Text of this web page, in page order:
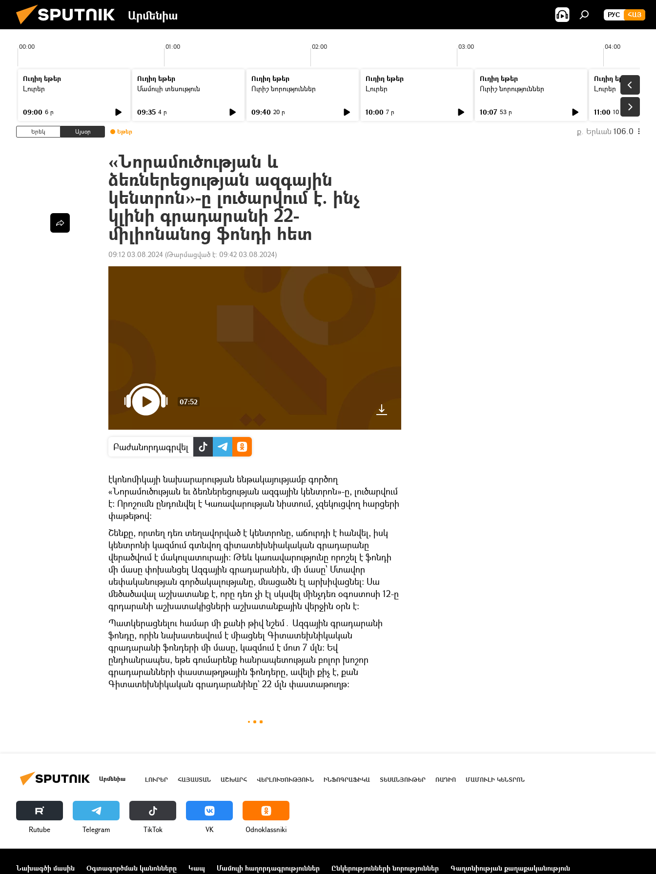
Արմենիա РУС ՀԱՅ
00:00 01:00 02:00 03:00 04:00
Ուղիղ եթեր
Լուրեր
09:00 6 ր
Ուղիղ եթեր
Մամուլի տեսություն
09:35 4 ր
Ուղիղ եթեր
Ուրիշ նորություններ
09:40 20 ր
Ուղիղ եթեր
Լուրեր
10:00 7 ր
Ուղիղ եթեր
Ուրիշ նորություններ
10:07 53 ր
Ուղիղ եթեր
Լուրեր
11:00 10 ր
Երեկ Այսօր Եթեր ք. Երևան 106.0
«Նորամուծության և
ձեռներեցության ազգային
կենտրոն»-ը լուծարվում է. ինչ
կլինի գրադարանի 22-
միլիոնանոց ֆոնդի հետ
09:12 03.08.2024 (Թարմացված է: 09:42 03.08.2024)
07:52
Բաժանորդագրվել
էկոնոմիկայի նախարարության ենթակայությամբ գործող
«Նորամուծության եւ ձեռներեցության ազգային կենտրոն»-ը, լուծարվում
է։ Որոշումն ընդունվել է Կառավարության նիստում, չզեկուցվող հարցերի
փաթեթով։
Շենքը, որտեղ դեռ տեղավորված է կենտրոնը, աճուրդի է հանվել, իսկ
կենտրոնի կազմում գտնվող գիտատեխնիակական գրադարանը
վերածվում է մակուլատուրայի։ Թեև կառավարությունը որոշել է ֆոնդի
մի մասը փոխանցել Ազգային գրադարանին, մի մասը՝ Մտավոր
սեփականության գործակալությանը, մնացածն էլ արխիվացնել։ Սա
մեծածավալ աշխատանք է, որը դեռ չի էլ սկսվել մինչդեռ օգոստոսի 12-ը
գրդարանի աշխատակիցների աշխատանքային վերջին օրն է։
Պատկերացնելու համար մի քանի թիվ նշեմ․ Ազգային գրադարանի
ֆոնդը, որին նախատեսվում է միացնել Գիտատեխնիկական
գրադարանի ֆոնդերի մի մասը, կազմում է մոտ 7 մլն։ Եվ
ընդհանրապես, եթե գումարենք հանրապետության բոլոր խոշոր
գրադարանների փաստաթղթային ֆոնդերը, ավելի քիչ է, քան
Գիտատեխնիկական գրադարանինը` 22 մլն փաստաթուղթ:
Արմենիա ԼՈՒՐԵՐ ՀԱՅԱՍՏԱՆ ԱՇԽԱՐՀ ՎԵՐԼՈՒԾՈՒԹՅՈՒՆ ԻՆՖՈԳՐԱՖԻԿԱ ՏԵՍԱՆՅՈՒԹԵՐ ՌԱԴԻՈ ՄԱՄՈՒԼԻ ԿԵՆՏՐՈՆ
Rutube Telegram ТikТоk VK Odnoklassniki
Նախագծի մասին Օգտագործման կանոնները Կապ Մամուլի հաղորդագրություններ Ընկերությունների նորություններ Գաղտնիության քաղաքականություն